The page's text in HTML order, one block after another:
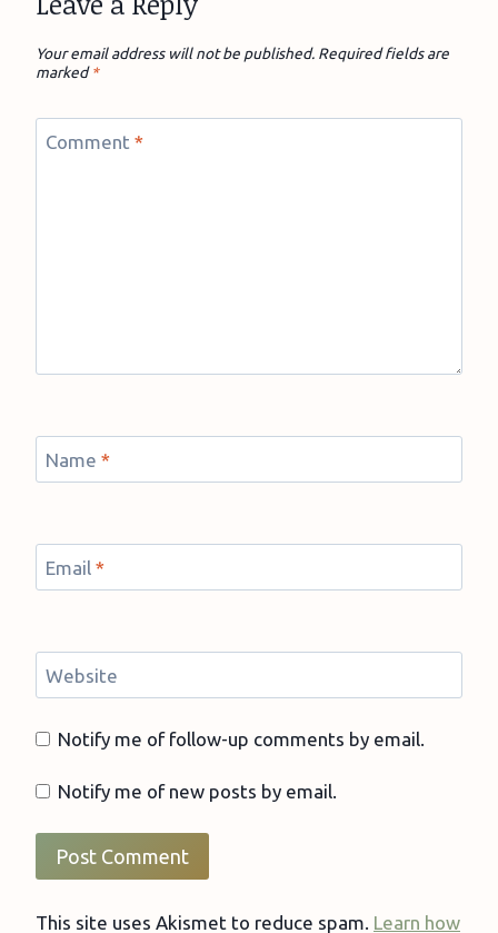
Your email address will not be published. Required fields are
marked*
Comment *
Name *
Email *
Website
Notify me of follow-up comments by email.
Notify me of new posts by email.
This site uses Akismet to reduce spam. Learn how